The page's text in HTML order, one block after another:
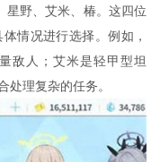
野、艾米、椿。这四位
情况进行选择。例如，
敌人；艾米是轻甲型坦
理复杂的任务。